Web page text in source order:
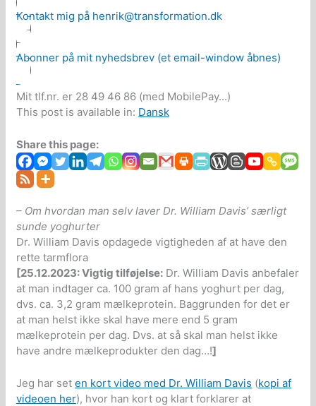
Kontakt mig på henrik@transformation.dk
Abonner på mit nyhedsbrev (et email-window åbnes)
Mit tlf.nr. er 28 49 46 86 (med MobilePay...)
This post is available in: Dansk
Share this page:
– Om hvordan man selv laver Dr. William Davis’ særligt
sunde yoghurter
Dr. William Davis opdagede vigtigheden af at have den
rette tarmflora
[25.12.2023: Vigtig tilføjelse: Dr. William Davis anbefaler
at man indtager ca. 100 gram af hans yoghurt per dag,
dvs. ca. 3,2 gram mælkeprotein. Baggrunden for det er
at man helst ikke skal have mere end 5 gram
mælkeprotein per dag. Dvs. at så skal man helst ikke
have andre mælkeprodukter den dag…!]
Jeg har seten kort video med Dr. William Davis (kopi af
videoen her), hvor han kort og klart forklarer at